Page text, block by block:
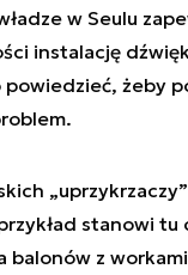
w Seulu
instalację
żeby
stanowi tu
balonów z